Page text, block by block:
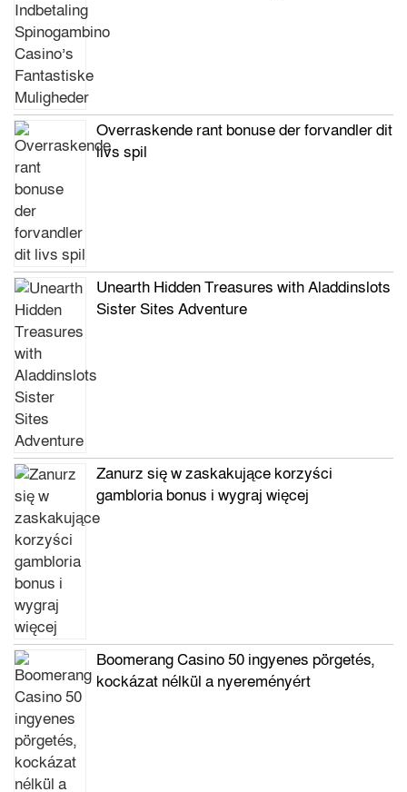
Overraskende rant bonuse der forvandler dit
livs spil
Unearth Hidden Treasures with Aladdinslots
Sister Sites Adventure
Zanurz się w zaskakujące korzyści
gambloria bonus i wygraj więcej
Boomerang Casino 50 ingyenes pörgetés,
kockázat nélkül a nyereményért